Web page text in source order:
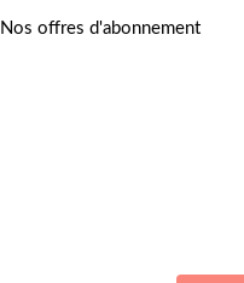
Nos offres d'abonnement